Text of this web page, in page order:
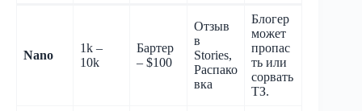
Nano
1k –
10k
Бартер
– $100
Отзыв
в
Stories,
Распако
вка
Блогер
может
пропас
ть или
сорвать
ТЗ.